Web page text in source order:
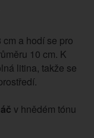
cm a hodí se pro
10 cm. K
litina, takže se
v hnědém tónu